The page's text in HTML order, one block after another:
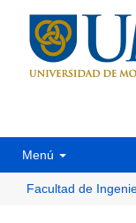
Menú
Facultad de